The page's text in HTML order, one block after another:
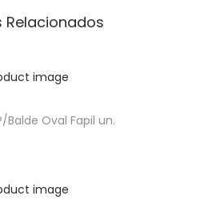
Relacionados
Balde Oval Fapil un.